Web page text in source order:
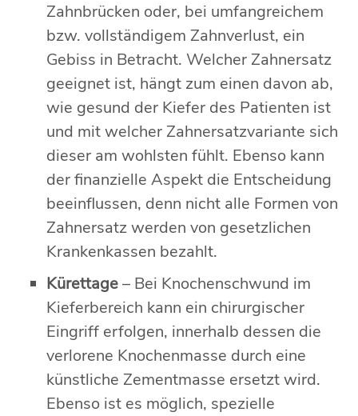
Zahnbrücken oder, bei umfangreichem
bzw. vollständigem Zahnverlust, ein
Gebiss in Betracht. Welcher Zahnersatz
geeignet ist, hängt zum einen davon ab,
wie gesund der Kiefer des Patienten ist
und mit welcher Zahnersatzvariante sich
dieser am wohlsten fühlt. Ebenso kann
der finanzielle Aspekt die Entscheidung
beeinflussen, denn nicht alle Formen von
Zahnersatz werden von gesetzlichen
Krankenkassen bezahlt.
Kürettage– Bei Knochenschwund im
Kieferbereich kann ein chirurgischer
Eingriff erfolgen, innerhalb dessen die
verlorene Knochenmasse durch eine
künstliche Zementmasse ersetzt wird.
Ebenso ist es möglich, spezielle